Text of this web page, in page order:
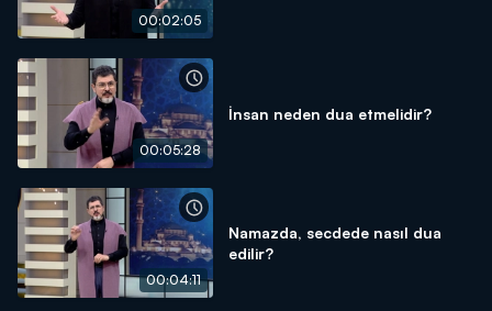
00:02:05
00:05:28
İnsan neden dua etmelidir?
00:04:11
Namazda, secdede nasıl dua
edilir?